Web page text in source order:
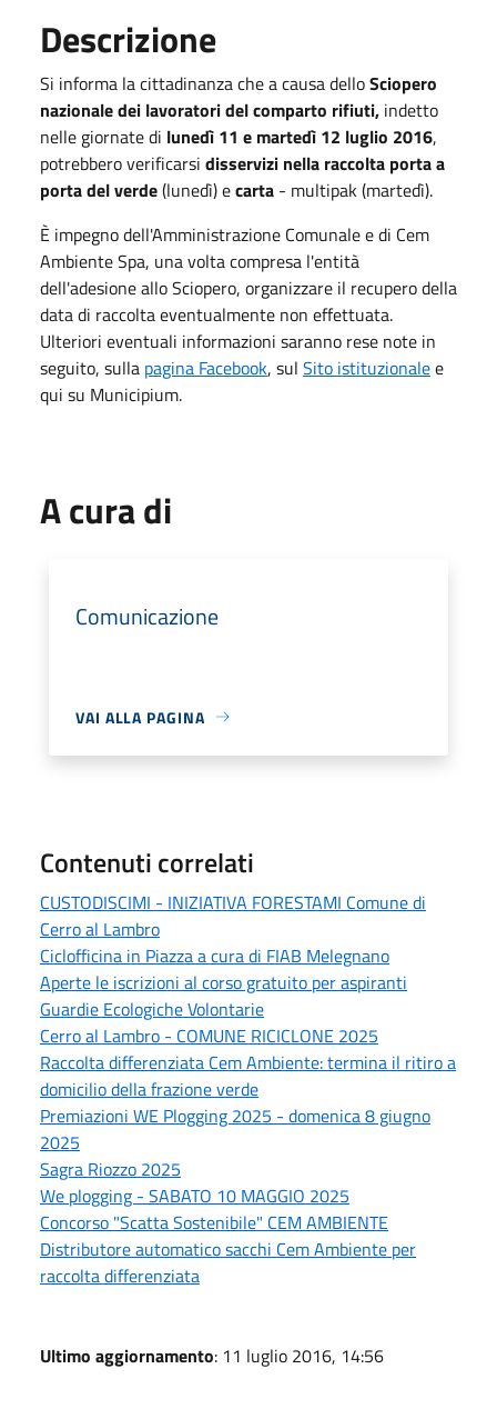
Descrizione
Si informa la cittadinanza che a causa delloSciopero
nazionale dei lavoratori del comparto rifiuti, indetto
nelle giornate di lunedì 11 e martedì 12 luglio 2016,
potrebbero verificarsi disservizi nella raccolta porta a
porta del verde(lunedì) ecarta - multipak (martedì).
È impegno dell'Amministrazione Comunale e di Cem
Ambiente Spa, una volta compresa l'entità
dell'adesione allo Sciopero, organizzare il recupero della
data di raccolta eventualmente non effettuata.
Ulteriori eventuali informazioni saranno rese note in
seguito, sulla pagina Facebook, sul Sito istituzionalee
qui su Municipium.
A cura di
Comunicazione
VAI ALLA PAGINA
Contenuti correlati
CUSTODISCIMI - INIZIATIVA FORESTAMI Comune di
Cerro al Lambro
Ciclofficina in Piazza a cura di FIAB Melegnano
Aperte le iscrizioni al corso gratuito per aspiranti
Guardie Ecologiche Volontarie
Cerro al Lambro - COMUNE RICICLONE 2025
Raccolta differenziata Cem Ambiente: termina il ritiro a
domicilio della frazione verde
Premiazioni WE Plogging 2025 - domenica 8 giugno
2025
Sagra Riozzo 2025
We plogging - SABATO 10 MAGGIO 2025
Concorso "Scatta Sostenibile" CEM AMBIENTE
Distributore automatico sacchi Cem Ambiente per
raccolta differenziata
Ultimo aggiornamento: 11 luglio 2016, 14:56